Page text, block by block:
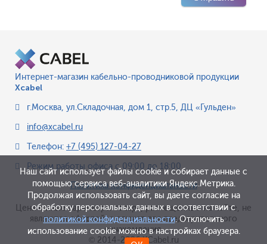
Интернет-магазин кабельно-проводниковой продукции
Xcabel
г.Москва, ул.Складочная, дом 1, стр.5, ДЦ «Гульден»
info@xcabel.ru
Телефон: +7 (495) 127-04-27
Режим работы офиса с 09:00 до 18:00
Политика конфиденциальности
Цена и иные параметры товара, размещенные на сайте, не
являются офертой, а служат для предварительного
ознакомления.
© 2014-2026 XCabel.ru
Наш сайт использует файлы cookie и собирает данные с
помощью сервиса веб-аналитики Яндекс.Метрика.
Продолжая использовать сайт, вы даете согласие на
обработку персональных данных в соответствии с
политикой конфиденциальности. Отключить
использование cookie можно в настройках браузера.